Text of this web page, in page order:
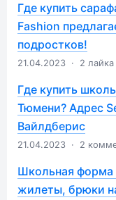
Где купить
Fashion
подростков!
21.04.2023 · 2 лайка
Где купить
Тюмени? Адрес
Вайлдберис
21.04.2023 · 2
Школьная форма
жилеты, брюки